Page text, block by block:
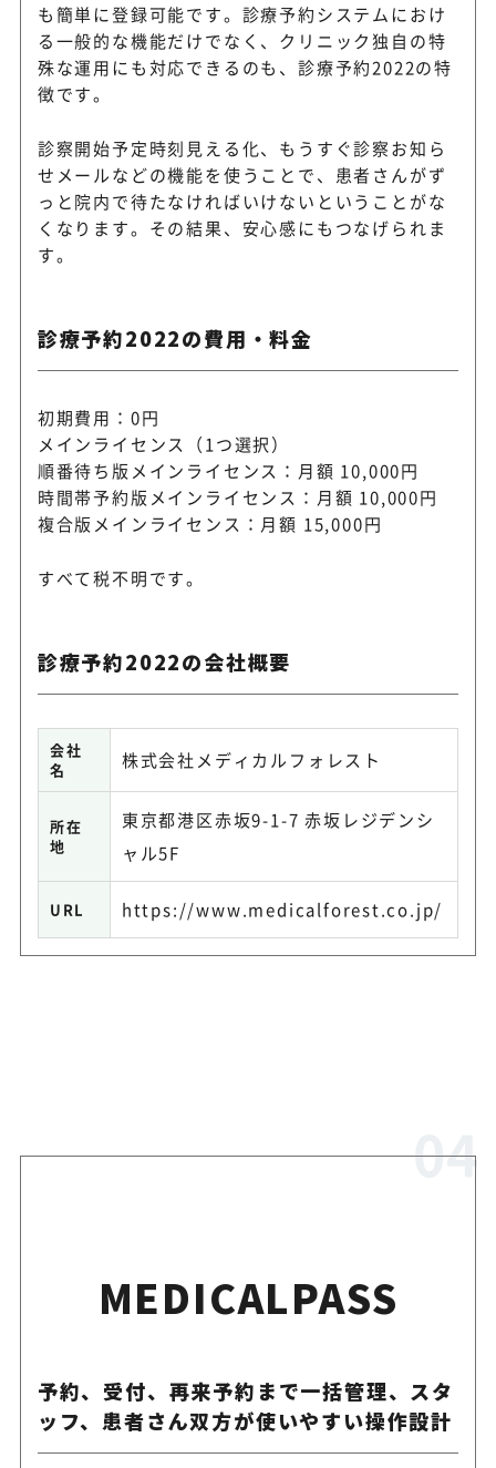
も簡単に登録可能です。診療予約システムにおけ
る一般的な機能だけでなく、クリニック独自の特
殊な運用にも対応できるのも、診療予約2022の特
徴です。
診察開始予定時刻見える化、もうすぐ診察お知ら
せメールなどの機能を使うことで、患者さんがず
っと院内で待たなければいけないということがな
くなります。その結果、安心感にもつなげられま
す。
診療予約2022の費用・料金
初期費用：0円
メインライセンス（1つ選択）
順番待ち版メインライセンス：月額 10,000円
時間帯予約版メインライセンス：月額 10,000円
複合版メインライセンス：月額 15,000円
すべて税不明です。
診療予約2022の会社概要
会社
名
株式会社メディカルフォレスト
所在
地
東京都港区赤坂9-1-7 赤坂レジデンシ
ャル5F
URL https://www.medicalforest.co.jp/
MEDICALPASS
予約、受付、再来予約まで一括管理、スタ
ッフ、患者さん双方が使いやすい操作設計